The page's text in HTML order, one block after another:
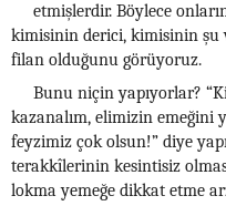
etmişlerdir. Böylece
kimisinin derici, kimisinin şu
filan olduğunu görüyoruz.
Bunu niçin yapıyorlar?
kazanalım, elimizin emeğini
feyzimiz çok olsun!” diye
terakkîlerinin kesintisiz
lokma yemeğe dikkat etme